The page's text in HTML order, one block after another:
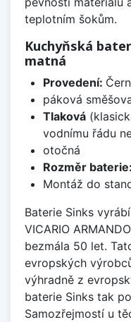
teplotním šokům.
Kuchyňská
matná
Provedení:
páková
Tlaková
vodnímu řádu
otočná
Rozměr baterie:
Montáž do
Baterie Sinks
VICARIO
bezmála 50 let.
evropských
výhradně z
baterie Sinks tak
Samozřejmostí u